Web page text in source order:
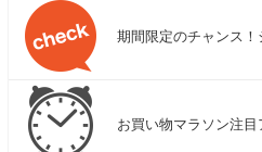
期間限定のチャンス
お買い物マラソン注